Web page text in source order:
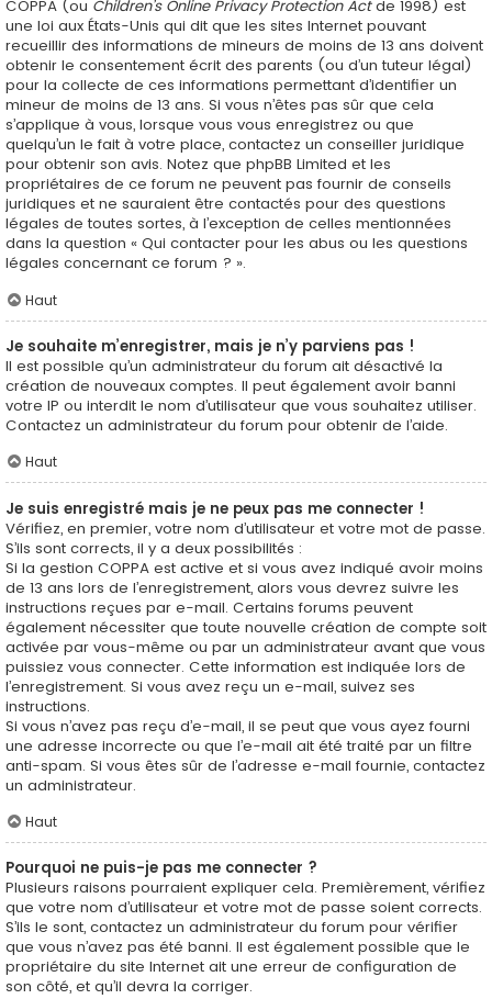
COPPA (ou Children’s Online Privacy Protection Actde 1998) est
une loi aux États-Unis qui dit que les sites Internet pouvant
recueillir des informations de mineurs de moins de 13 ans doivent
obtenir le consentement écrit des parents (ou d’un tuteur légal)
pour la collecte de ces informations permettant d’identifier un
mineur de moins de 13 ans. Si vous n’êtes pas sûr que cela
s’applique à vous, lorsque vous vous enregistrez ou que
quelqu’un le fait à votre place, contactez un conseiller juridique
pour obtenir son avis. Notez que phpBB Limited et les
propriétaires de ce forum ne peuvent pas fournir de conseils
juridiques et ne sauraient être contactés pour des questions
légales de toutes sortes, à l’exception de celles mentionnées
dans la question « Qui contacter pour les abus ou les questions
légales concernant ce forum ? ».
Haut
Je souhaite m’enregistrer, mais je n’y parviens pas !
Il est possible qu’un administrateur du forum ait désactivé la
création de nouveaux comptes. Il peut également avoir banni
votre IP ou interdit le nom d’utilisateur que vous souhaitez utiliser.
Contactez un administrateur du forum pour obtenir de l’aide.
Haut
Je suis enregistré mais je ne peux pas me connecter !
Vérifiez, en premier, votre nom d’utilisateur et votre mot de passe.
S’ils sont corrects, il y a deux possibilités :
Si la gestion COPPA est active et si vous avez indiqué avoir moins
de 13 ans lors de l’enregistrement, alors vous devrez suivre les
instructions reçues par e-mail. Certains forums peuvent
également nécessiter que toute nouvelle création de compte soit
activée par vous-même ou par un administrateur avant que vous
puissiez vous connecter. Cette information est indiquée lors de
l’enregistrement. Si vous avez reçu un e-mail, suivez ses
instructions.
Si vous n’avez pas reçu d’e-mail, il se peut que vous ayez fourni
une adresse incorrecte ou que l’e-mail ait été traité par un filtre
anti-spam. Si vous êtes sûr de l’adresse e-mail fournie, contactez
un administrateur.
Haut
Pourquoi ne puis-je pas me connecter ?
Plusieurs raisons pourraient expliquer cela. Premièrement, vérifiez
que votre nom d’utilisateur et votre mot de passe soient corrects.
S’ils le sont, contactez un administrateur du forum pour vérifier
que vous n’avez pas été banni. Il est également possible que le
propriétaire du site Internet ait une erreur de configuration de
son côté, et qu’il devra la corriger.